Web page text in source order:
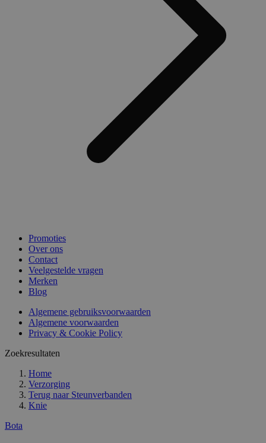
Promoties
Over ons
Contact
Veelgestelde vragen
Merken
Blog
Algemene gebruiksvoorwaarden
Algemene voorwaarden
Privacy & Cookie Policy
Zoekresultaten
Home
Verzorging
Terug naar Steunverbanden
Knie
Bota